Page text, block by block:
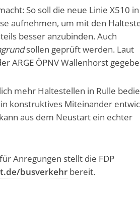
So soll die neue Linie X510
aufnehmen, um mit den
besser anzubinden. Auch
sollen geprüft werden. Laut
ARGE ÖPNV Wallenhorst
mehr Haltestellen in Rulle
konstruktives Miteinander
aus dem Neustart ein echter
Anregungen stellt die FDP
busverkehr bereit.